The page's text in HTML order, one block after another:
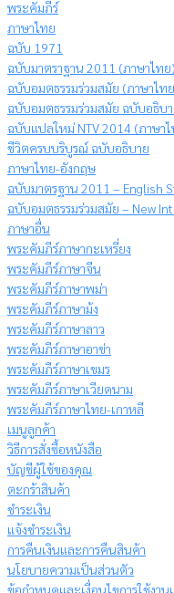
พระคัมภีร์
ภาษาไทย
ฉบับ 1971
ฉบับมาตราฐาน 2011 (ภาษาไทย)
ฉบับอมตธรรมร่วมสมัย (ภาษาไท
ฉบับอมตธรรมร่วมสมัย ฉบับอธิบ
ฉบับแปลใหม่ NTV 2014 (ภาษา
ชีวิตครบบริบูรณ์ ฉบับอธิบาย
ภาษาไทย-อังกฤษ
ฉบับมาตรฐาน 2011 – English
ฉบับอมตธรรมร่วมสมัย – New
ภาษาอื่น
พระคัมภีร์ภาษากะเหรี่ยง
พระคัมภีร์ภาษาจีน
พระคัมภีร์ภาษาพม่า
พระคัมภีร์ภาษาม้ง
พระคัมภีร์ภาษาลาว
พระคัมภีร์ภาษาอาข่า
พระคัมภีร์ภาษาเขมร
พระคัมภีร์ภาษาเวียดนาม
พระคัมภีร์ภาษาไทย-เกาหลี
เมนูลูกค้า
วิธีการสั่งซื้อหนังสือ
บัญชีผู้ใช้ของคุณ
ตะกร้าสินค้า
ชำระเงิน
แจ้งชำระเงิน
การคืนเงินและการคืนสินค้า
นโยบายความเป็นส่วนตัว
ข้อกำหนดและเงื่อนไขการใช้งาน